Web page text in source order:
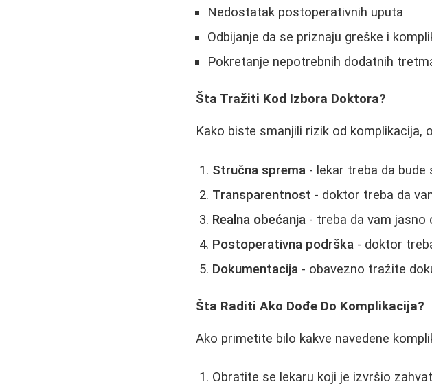
Nedostatak postoperativnih uputa
Odbijanje da se priznaju greške i
Pokretanje nepotrebnih dodatnih
Šta Tražiti Kod Izbora Doktora?
Kako biste smanjili rizik od komplikacija,
Stručna sprema - lekar treba da
Transparentnost - doktor treba da
Realna obećanja - treba da vam
Postoperativna podrška - doktor
Dokumentacija - obavezno tražite
Šta Raditi Ako Dođe Do Komplikacija?
Ako primetite bilo kakve navedene
Obratite se lekaru koji je izvršio zahvat